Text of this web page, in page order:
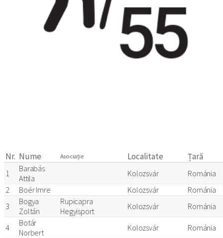
Nr. Nume Asociație Localitate Țară
1
Barabás
Attila
Kolozsvár
Románia
2
Boér Imre Kolozsvár
Románia
3
Bogya
Zoltán
Rupicapra
Hegyisport
Kolozsvár Románia
4
Botár
Norbert
Kolozsvár Románia